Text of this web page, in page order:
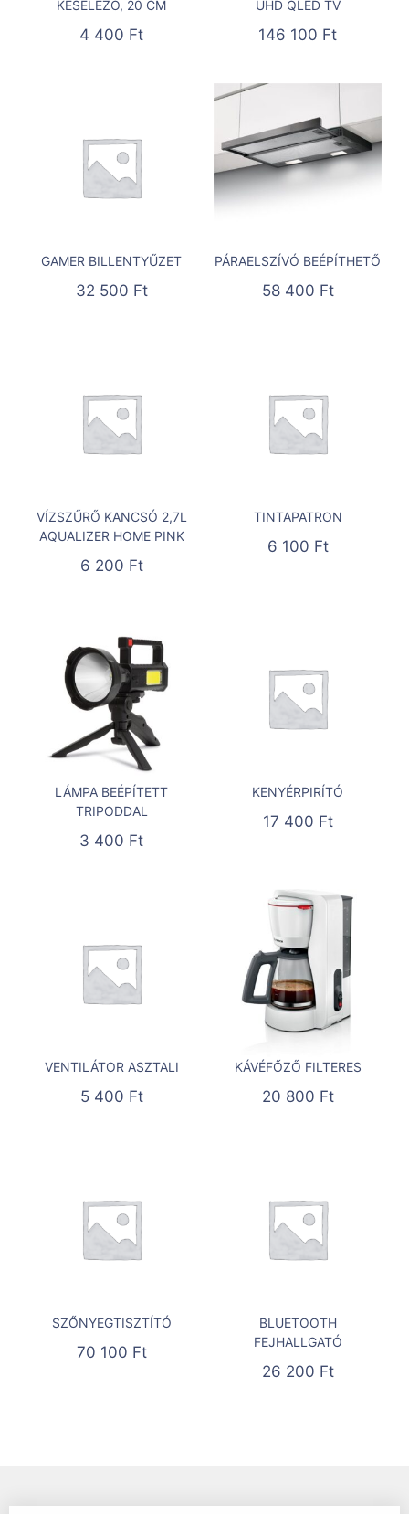
KÉSÉLEZŐ, 20 CM
4 400 Ft
UHD QLED TV
146 100 Ft
GAMER BILLENTYŰZET
32 500 Ft
PÁRAELSZÍVÓ BEÉPÍTHETŐ
58 400 Ft
VÍZSZŰRŐ KANCSÓ 2,7L
AQUALIZER HOME PINK
6 200 Ft
TINTAPATRON
6 100 Ft
LÁMPA BEÉPÍTETT
TRIPODDAL
3 400 Ft
KENYÉRPIRÍTÓ
17 400 Ft
VENTILÁTOR ASZTALI
5 400 Ft
KÁVÉFŐZŐ FILTERES
20 800 Ft
SZŐNYEGTISZTÍTÓ
70 100 Ft
BLUETOOTH
FEJHALLGATÓ
26 200 Ft